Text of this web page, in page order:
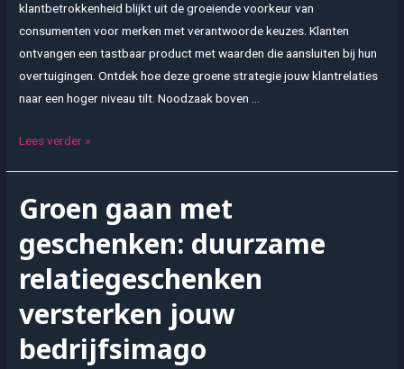
klantbetrokkenheid blijkt uit de groeiende voorkeur van
consumenten voor merken met verantwoorde keuzes. Klanten
ontvangen een tastbaar product met waarden die aansluiten bij hun
overtuigingen. Ontdek hoe deze groene strategie jouw klantrelaties
naar een hoger niveau tilt. Noodzaak boven …
Duurzaam
klantloyaliteit
Lees verder »
Groen gaan met
geschenken: duurzame
relatiegeschenken
versterken jouw
bedrijfsimago